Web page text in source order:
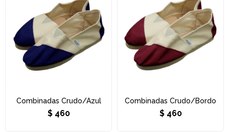
Combinadas Crudo/Azul
$ 460
Combinadas Crudo/Bordo
$ 460